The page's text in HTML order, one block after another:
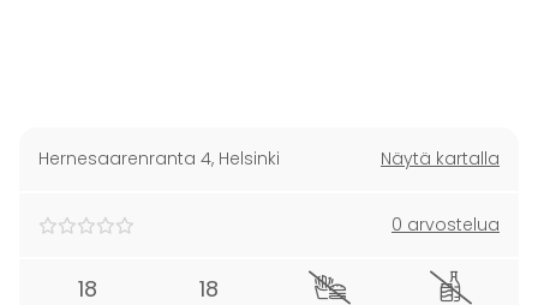
Hernesaarenranta 4, Helsinki Näytä kartalla
0 arvostelua
18 18